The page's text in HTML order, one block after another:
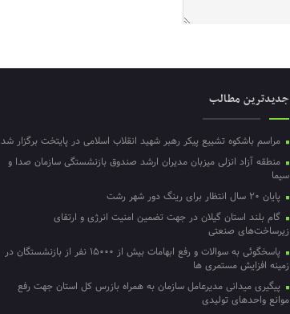
جدیدترین مطالب
مراسم باشکوه تشییع پیکر رهبر شهید انقلاب اسلامی در پایتخت برگزار شد
منطقه آزاد انزلی میزبان مدیران ارشد صندوق بازنشستگی سازمان صدا و
سیما
پایان ۲۰ سال انتظار برای رینگ دور شهر رشت
گام بلند استان گیلان در جهت تضمین امنیت انرژی و ارتقای
زیرساخت‌های صنعتی
پاسخگوئی به سوالات و رفع ابهامات بیش از ۱۵۰۰۰ نفر از بازنشستگان در
زمینه افزایش مستمری ها
پیگیری میدانی مدیرعامل سازمان به همراه بازرس کل استان جهت رفع
موانع واحدهای تولیدی